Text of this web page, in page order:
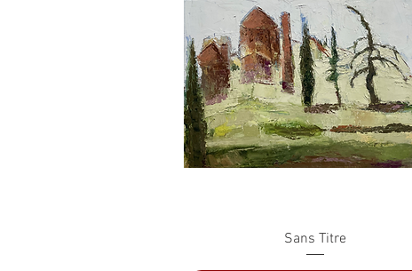
Aperçu rapide
Sans Titre